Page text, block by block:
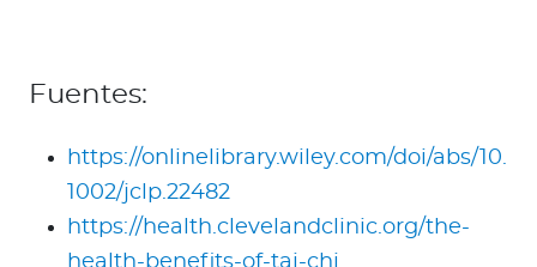
Fuentes:
https://onlinelibrary.wiley.com/doi/abs/10.
1002/jclp.22482
https://health.clevelandclinic.org/the-